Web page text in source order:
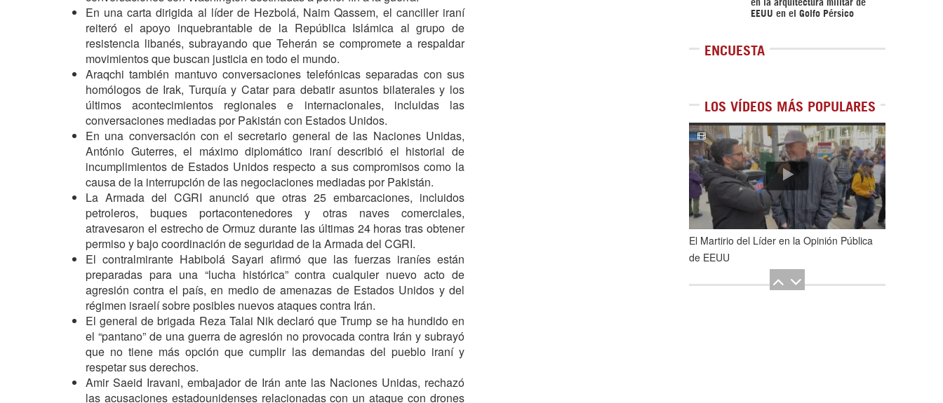
En una carta dirigida al líder de Hezbolá, Naim Qassem, el canciller iraní
reiteró el apoyo inquebrantable de la República Islámica al grupo de
resistencia libanés, subrayando que Teherán se compromete a respaldar
movimientos que buscan justicia en todo el mundo.
Araqchi también mantuvo conversaciones telefónicas separadas con sus
homólogos de Irak, Turquía y Catar para debatir asuntos bilaterales y los
últimos acontecimientos regionales e internacionales, incluidas las
conversaciones mediadas por Pakistán con Estados Unidos.
En una conversación con el secretario general de las Naciones Unidas,
António Guterres, el máximo diplomático iraní describió el historial de
incumplimientos de Estados Unidos respecto a sus compromisos como la
causa de la interrupción de las negociaciones mediadas por Pakistán.
La Armada del CGRI anunció que otras 25 embarcaciones, incluidos
petroleros, buques portacontenedores y otras naves comerciales,
atravesaron el estrecho de Ormuz durante las últimas 24 horas tras obtener
permiso y bajo coordinación de seguridad de la Armada del CGRI.
El contralmirante Habibolá Sayari afirmó que las fuerzas iraníes están
preparadas para una “lucha histórica” contra cualquier nuevo acto de
agresión contra el país, en medio de amenazas de Estados Unidos y del
régimen israelí sobre posibles nuevos ataques contra Irán.
El general de brigada Reza Talai Nik declaró que Trump se ha hundido en
el “pantano” de una guerra de agresión no provocada contra Irán y subrayó
que no tiene más opción que cumplir las demandas del pueblo iraní y
respetar sus derechos.
Amir Saeid Iravani, embajador de Irán ante las Naciones Unidas, rechazó
las acusaciones estadounidenses relacionadas con un ataque con drones
en la arquitectura militar de
EEUU en el Golfo Pérsico
ENCUESTA
LOS VÍDEOS MÁS POPULARES
1de5
El Martirio del Líder en la Opinión Pública
de EEUU